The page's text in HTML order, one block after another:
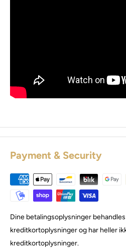
Payment & Security
Dine betalingsoplysninger
kreditkortoplysninger og har heller
kreditkortoplysninger.